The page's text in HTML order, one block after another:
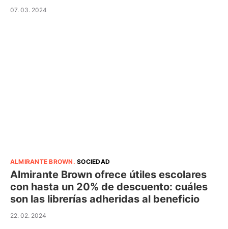
07. 03. 2024
ALMIRANTE BROWN .SOCIEDAD
Almirante Brown ofrece útiles escolares
con hasta un 20% de descuento: cuáles
son las librerías adheridas al beneficio
22. 02. 2024